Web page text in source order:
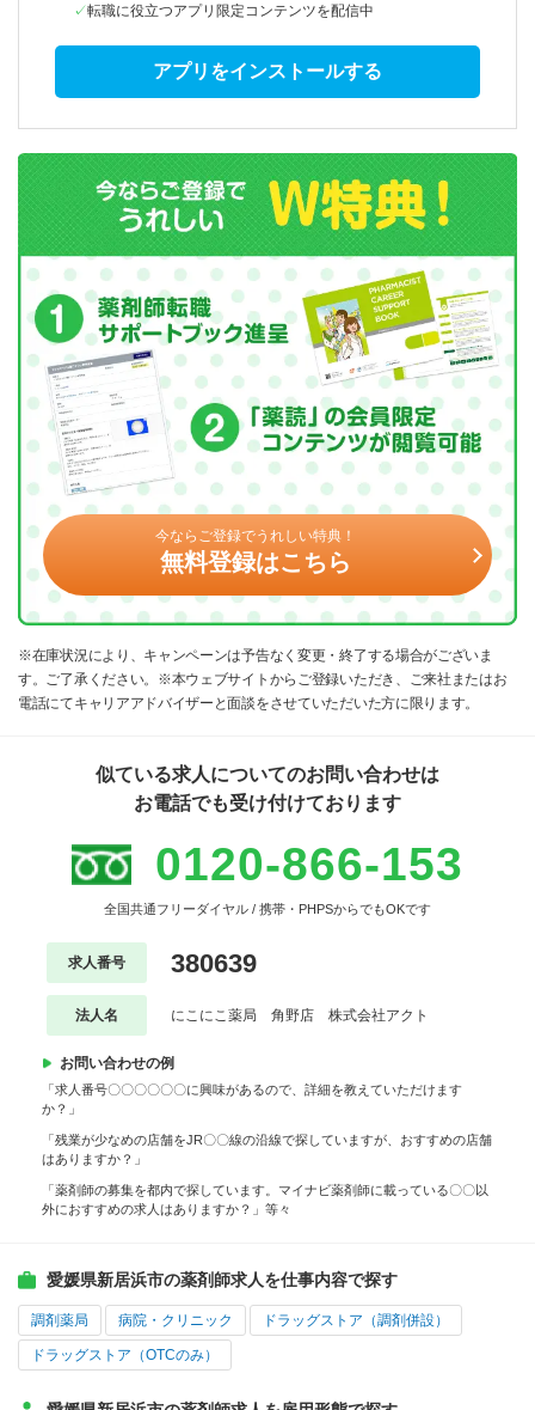
転職に役立つアプリ限定コンテンツを配信中
アプリをインストールする
今ならご登録でうれしい特典！
無料登録はこちら
※在庫状況により、キャンペーンは予告なく変更・終了する場合がございま
す。ご了承ください。※本ウェブサイトからご登録いただき、ご来社またはお
電話にてキャリアアドバイザーと面談をさせていただいた方に限ります。
似ている求人についてのお問い合わせは
お電話でも受け付けております
0120-866-153
全国共通フリーダイヤル / 携帯・PHPSからでもOKです
求人番号 380639
法人名 にこにこ薬局 角野店 株式会社アクト
お問い合わせの例
「求人番号〇〇〇〇〇〇に興味があるので、詳細を教えていただけます
か？」
「残業が少なめの店舗をJR〇〇線の沿線で探していますが、おすすめの店舗
はありますか？」
「薬剤師の募集を都内で探しています。マイナビ薬剤師に載っている〇〇以
外におすすめの求人はありますか？」等々
愛媛県新居浜市の薬剤師求人を仕事内容で探す
調剤薬局 病院・クリニック ドラッグストア（調剤併設）
ドラッグストア（OTCのみ）